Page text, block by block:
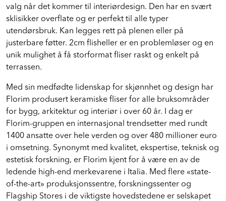
valg når det kommer til interiørdesign. Den har en svært
sklisikker overflate og er perfekt til alle typer
utendørsbruk. Kan legges rett på plenen eller på
justerbare føtter. 2cm flisheller er en problemløser og en
unik mulighet å få storformat fliser raskt og enkelt på
terrassen.
Med sin medfødte lidenskap for skjønnhet og design har
Florim produsert keramiske fliser for alle bruksområder
for bygg, arkitektur og interiør i over 60 år. I dag er
Florim-gruppen en internasjonal trendsetter med rundt
1400 ansatte over hele verden og over 480 millioner euro
i omsetning. Synonymt med kvalitet, ekspertise, teknisk og
estetisk forskning, er Florim kjent for å være en av de
ledende high-end merkevarene i Italia. Med flere «state-
of-the-art» produksjonssentre, forskningssenter og
Flagship Stores i de viktigste hovedstedene er selskapet